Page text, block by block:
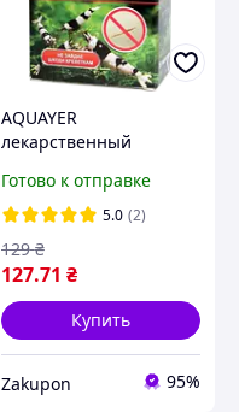
AQUAYER
лекарственный
Стоп
Готово к отправке
5.0 (2)
127.71 ₴
129 ₴
Купить
Zakupon 95%